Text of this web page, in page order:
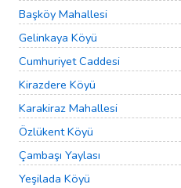
Başköy Mahallesi
Gelinkaya Köyü
Cumhuriyet Caddesi
Kirazdere Köyü
Karakiraz Mahallesi
Özlükent Köyü
Çambaşı Yaylası
Yeşilada Köyü